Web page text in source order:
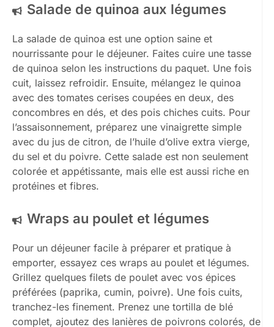
Salade de quinoa aux légumes
La salade de quinoa est une option saine et
nourrissante pour le déjeuner. Faites cuire une tasse
de quinoa selon les instructions du paquet. Une fois
cuit, laissez refroidir. Ensuite, mélangez le quinoa
avec des tomates cerises coupées en deux, des
concombres en dés, et des pois chiches cuits. Pour
l’assaisonnement, préparez une vinaigrette simple
avec du jus de citron, de l’huile d’olive extra vierge,
du sel et du poivre. Cette salade est non seulement
colorée et appétissante, mais elle est aussi riche en
protéines et fibres.
Wraps au poulet et légumes
Pour un déjeuner facile à préparer et pratique à
emporter, essayez ces wraps au poulet et légumes.
Grillez quelques filets de poulet avec vos épices
préférées (paprika, cumin, poivre). Une fois cuits,
tranchez-les finement. Prenez une tortilla de blé
complet, ajoutez des lanières de poivrons colorés, de